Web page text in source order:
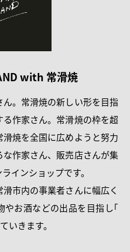
with 常滑焼
。常滑焼の新しい形を目指
作家さん。常滑焼の枠を超
焼を全国に広めようと努力
作家さん、販売店さんが集
インショップです。
市内の事業者さんに幅広く
やお酒などの出品を目指し｢
いきます。